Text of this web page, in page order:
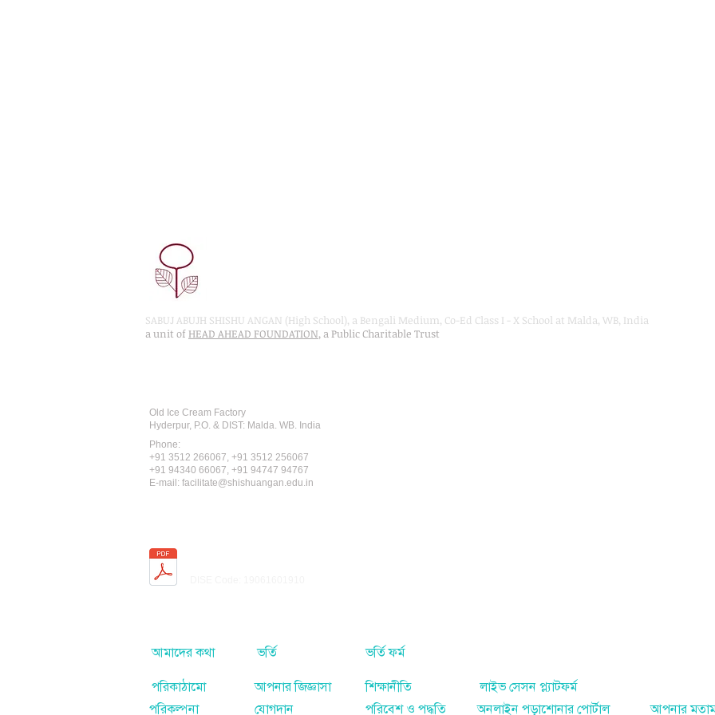
SABUJ ABUJH SHISHU ANGAN (High School), a Bengali Medium, Co-Ed Class I - X School at Malda, WB, India
a unit ofHEAD AHEAD FOUNDATION, a Public Charitable Trust
Old Ice Cream Factory
Hyderpur, P.O. & DIST: Malda. WB. India
Phone:
+91 3512 266067, +91 3512 256067
+91 94340 66067, +91 94747 94767
E-mail: facilitate@shishuangan.edu.in
আমাদের কথা
পরিকাঠামো
পরিকল্পনা
ভর্তি
আপনার জিজ্ঞাসা
যোগদান
ভর্তি ফর্ম
শিক্ষানীতি
পরিবেশ ও পদ্ধতি
লাইভ সেসন প্ল্যাটফর্ম
আপনার
অনলাইন পড়াশোনার পোর্টাল